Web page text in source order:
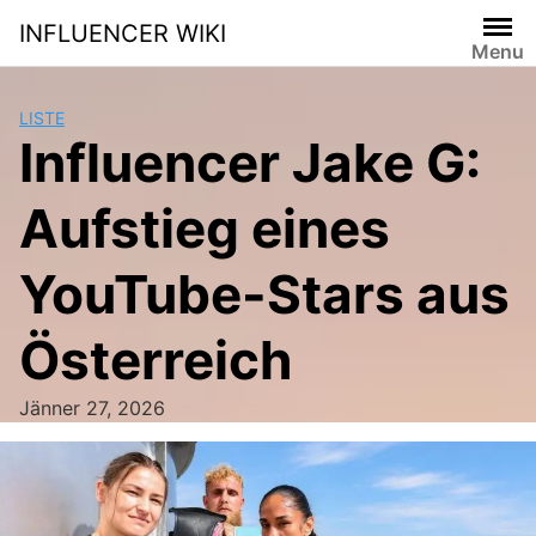
content
INFLUENCER WIKI
Menu
LISTE
Influencer Jake G:
Aufstieg eines
YouTube-Stars aus
Österreich
Jänner 27, 2026